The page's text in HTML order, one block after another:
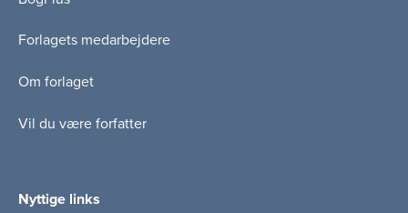
Forlagets medarbejdere
Om forlaget
Vil du være forfatter
Nyttige links